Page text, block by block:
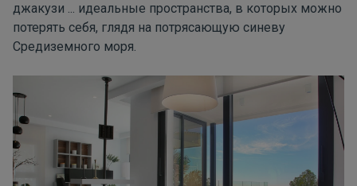
джакузи ... идеальные пространства, в которых можно
потерять себя, глядя на потрясающую синеву
Средиземного моря.